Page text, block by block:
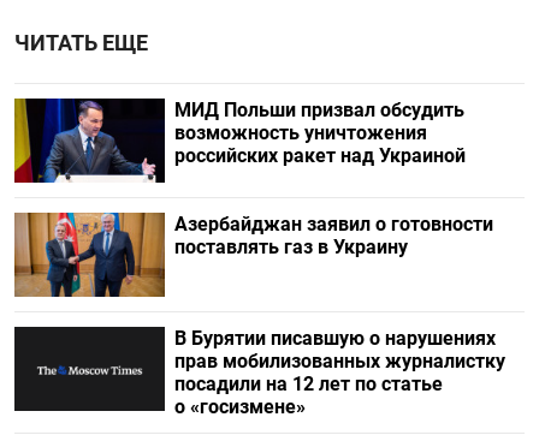
ЧИТАТЬ ЕЩЕ
МИД Польши призвал обсудить
возможность уничтожения
российских ракет над Украиной
Азербайджан заявил о готовности
поставлять газ в Украину
В Бурятии писавшую о нарушениях
прав мобилизованных журналистку
посадили на 12 лет по статье
о «госизмене»